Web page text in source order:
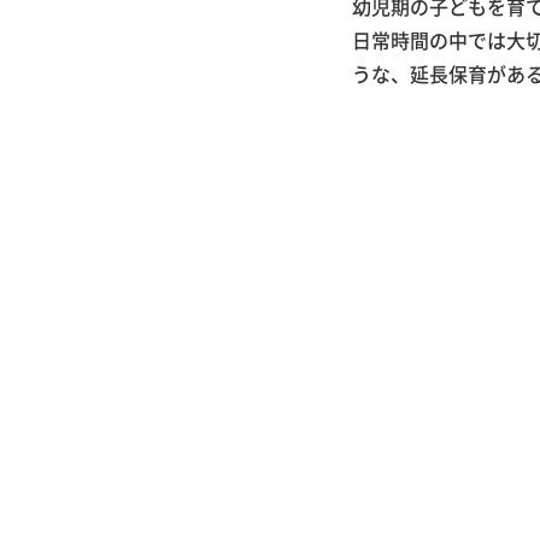
幼児期の子どもを育
日常時間の中では大
うな、延長保育があ